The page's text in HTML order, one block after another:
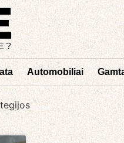
Automobiliai